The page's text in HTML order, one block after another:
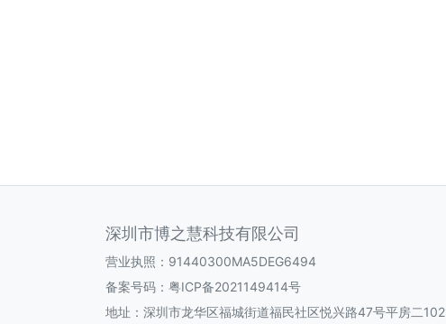
深圳市博之慧科技有限公司
营业执照：91440300MA5DEG6494
备案号码： 粤ICP备2021149414号
地址：深圳市龙华区福城街道福民社区悦兴路47号平房二102